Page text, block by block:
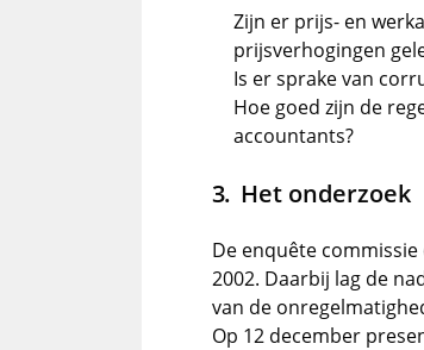
Zijn er prijs- en
prijsverhogingen
Is er sprake van
Hoe goed zijn de
accountants?
Het onderzoek
De enquête
2002. Daarbij lag de
van de
Op 12 december